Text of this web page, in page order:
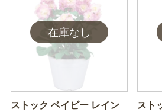
ストック ベイビー レイン
スト